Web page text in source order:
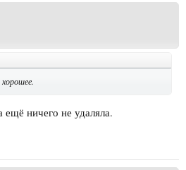
ничего не удаляла.